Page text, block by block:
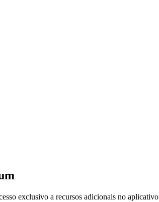
exclusivo a recursos adicionais no aplicativo